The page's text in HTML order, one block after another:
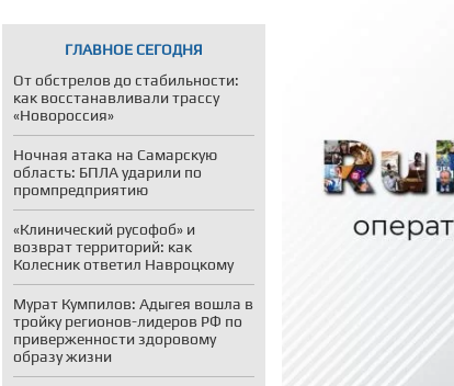
ГЛАВНОЕ СЕГОДНЯ
От обстрелов до стабильности:
как восстанавливали трассу
«Новороссия»
Ночная атака на Самарскую
область: БПЛА ударили по
промпредприятию
«Клинический русофоб» и
возврат территорий: как
Колесник ответил Навроцкому
Мурат Кумпилов: Адыгея вошла в
тройку регионов-лидеров РФ по
приверженности здоровому
образу жизни